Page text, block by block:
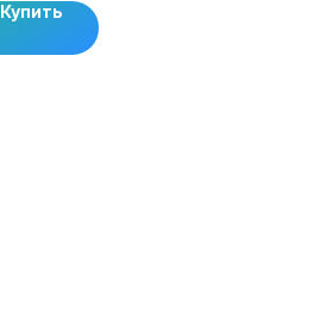
Купить